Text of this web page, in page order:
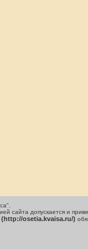
сайта допускается и
(http://osetia.kvaisa.ru/)